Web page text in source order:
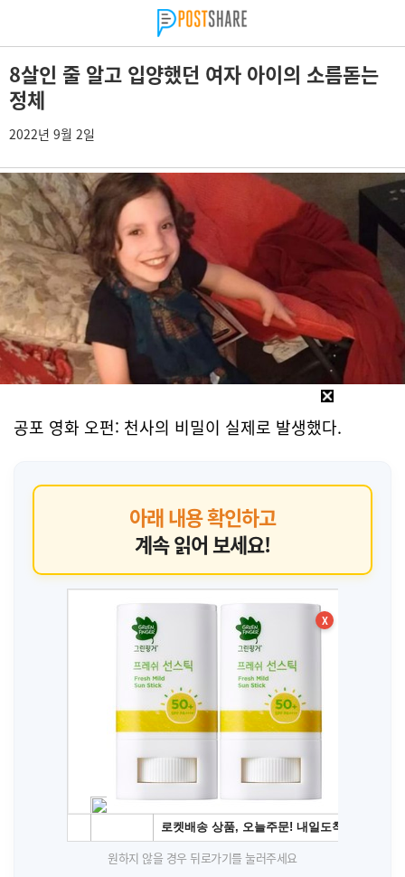
8살인 줄 알고 입양했던 여자 아이의 소름돋는
정체
2022년 9월 2일
공포 영화 오펀: 천사의 비밀이 실제로 발생했다.
아래 내용 확인하고
계속 읽어 보세요!
X
원하지 않을 경우 뒤로가기를 눌러주세요